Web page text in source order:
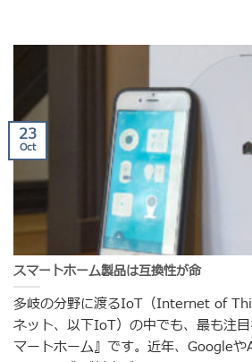
スマートホーム製品は互換性が命
多岐の分野に渡るIoT（Internet of
ネット、以下IoT）の中でも、最も注
マートホーム』です。近年、Google
23
Oct